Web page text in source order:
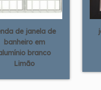
de janela de
banheiro em
branco
Limão